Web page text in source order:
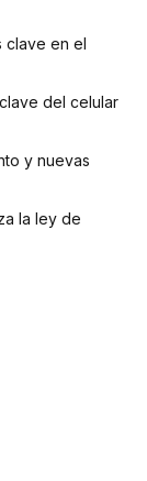
clave en el
del celular
y nuevas
la ley de